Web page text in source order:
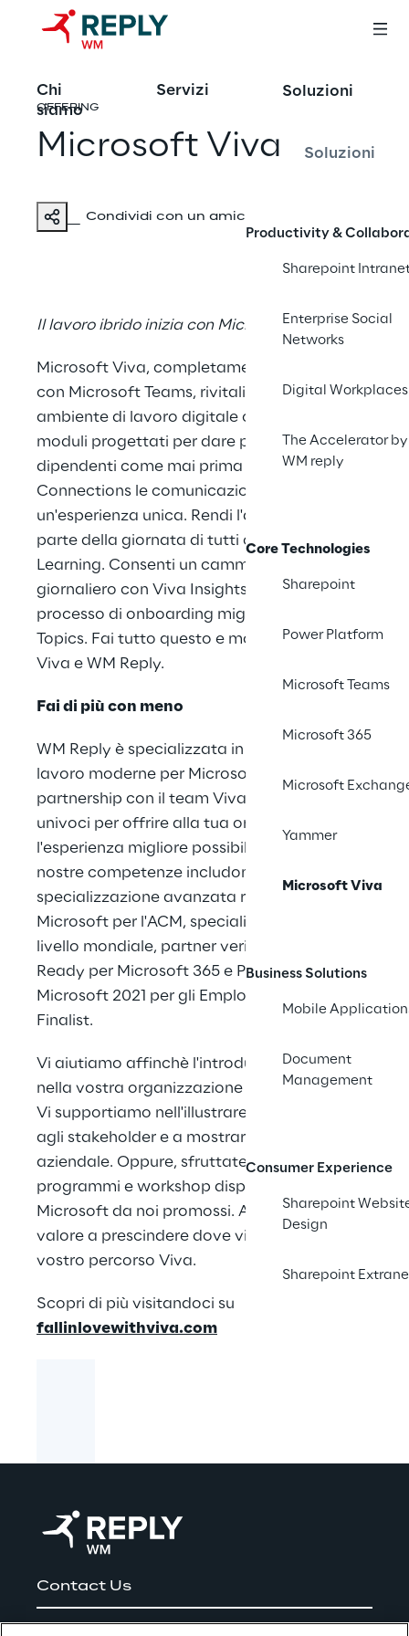
Chi
siamo
Servizi Soluzioni
Soluzioni
Productivity &
Sharepoint
Enterprise Social
Networks
Digital Workplaces
The Accelerator by
WM reply
Core Technologies
Sharepoint
Power Platform
Microsoft Teams
Microsoft 365
Microsoft
Yammer
Microsoft Viva
Business Solutions
Mobile
Document
Management
Consumer Experience
Sharepoint
Design
Sharepoint
OFFERING
Microsoft Viva
Condividi con un amico
Il lavoro ibrido inizia con Microsoft Viva.
Microsoft Viva, completamente integrato
con Microsoft Teams, rivitalizza il tuo
ambiente di lavoro digitale con una serie di
moduli progettati per dare potere ai
dipendenti come mai prima d'ora. Con Viva
Connections le comunicazioni diventano
un'esperienza unica. Rendi l'apprendimento
parte della giornata di tutti con Viva
Learning. Consenti un cammino virtuale
giornaliero con Viva Insights. Crea un
processo di onboarding migliore con Viva
Topics. Fai tutto questo e molto altro con
Viva e WM Reply.
Fai di più con meno
WM Reply è specializzata in soluzioni di
lavoro moderne per Microsoft 365. La nostra
partnership con il team Viva ci ha resi leader
univoci per offrire alla tua organizzazione
l'esperienza migliore possibile con Viva. Le
nostre competenze includono una
specializzazione avanzata riconosciuta da
Microsoft per l'ACM, specialisti di adozione di
livello mondiale, partner verificato FastTrack
Ready per Microsoft 365 e Partner dell'anno
Microsoft 2021 per gli Employee Experience
Finalist.
Vi aiutiamo affinchè l'introduzione di Viva
nella vostra organizzazione abbia successo.
Vi supportiamo nell'illustrare i moduli di Viva
agli stakeholder e a mostrare il vostro valore
aziendale. Oppure, sfruttate una serie di
programmi e workshop disponibili presso
Microsoft da noi promossi. Aggiungiamo
valore a prescindere dove vi troviate nel
vostro percorso Viva.
Scopri di più visitandoci su
fallinlovewithviva.com
Contact Us